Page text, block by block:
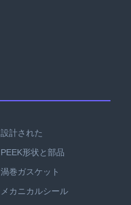
設計された
PEEK形状と部品
渦巻ガスケット
メカニカルシール